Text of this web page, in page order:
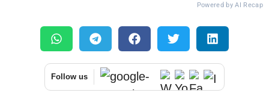
Powered by AI Recap
Follow us